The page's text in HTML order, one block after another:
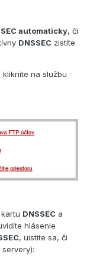
automaticky, či
DNSSEC zistíte
kliknite na službu
DNSSEC a
hlásenie
, uistite sa, či